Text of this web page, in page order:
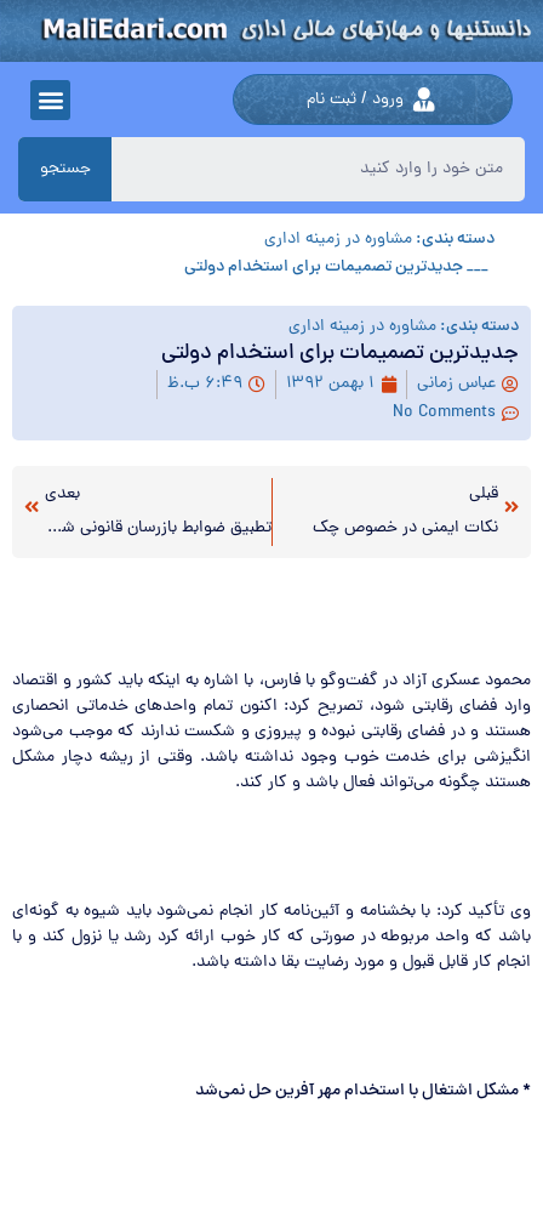
ورود / ثبت نام
جستجو
دسته بندی:مشاوره در زمینه اداری
___ جدیدترین‌ تصمیمات‌ برای‌ استخدام‌‌ دولتی
دسته بندی:مشاوره در زمینه اداری
جدیدترین‌ تصمیمات‌ برای‌ استخدام‌‌ دولتی
عباس زمانی ۱ بهمن ۱۳۹۲
۶:۴۹ ب.ظ
No Comments
قبلی
نکات ایمنی در خصوص چک
بعدی
تطبیق ضوابط بازرسان قانونی شرکتها با قوانین
محمود عسکری آزاد در گفت‌‌وگو با فارس، با اشاره به اینکه باید کشور و اقتصاد
وارد فضای رقابتی شود، تصریح کرد: اکنون تمام واحدهای خدماتی انحصاری
هستند و در فضای رقابتی نبوده و پیروزی و شکست ندارند که موجب می‌شود
انگیزشی برای خدمت خوب وجود نداشته باشد. وقتی از ریشه دچار مشکل
هستند چگونه می‌تواند فعال باشد و کار کند.
وی تأکید کرد: با بخشنامه و آئین‌نامه کار انجام نمی‌شود باید شیوه به گونه‌ای
باشد که واحد مربوطه در صورتی که کار خوب ارائه کرد رشد یا نزول کند و با
انجام کار قابل قبول و مورد رضایت بقا داشته باشد.
*مشکل اشتغال با استخدام مهر آفرین حل نمی‌شد